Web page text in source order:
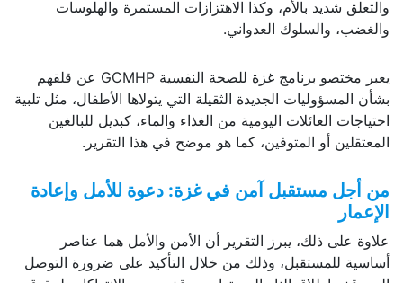
والتعلق شديد بالأم، وكذا الاهتزازات المستمرة والهلوسات
والغضب، والسلوك العدواني.
يعبر مختصو برنامج غزة للصحة النفسية GCMHP عن قلقهم
بشأن المسؤوليات الجديدة الثقيلة التي يتولاها الأطفال، مثل تلبية
احتياجات العائلات اليومية من الغذاء والماء، كبديل للبالغين
المعتقلين أو المتوفين، كما هو موضح في هذا التقرير.
من أجل مستقبل آمن في غزة: دعوة للأمل وإعادة
الإعمار
علاوة على ذلك، يبرز التقرير أن الأمن والأمل هما عناصر
أساسية للمستقبل، وذلك من خلال التأكيد على ضرورة التوصل